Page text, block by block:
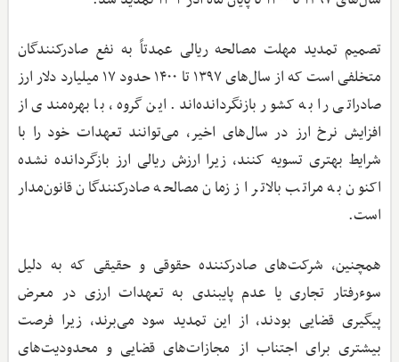
تصمیم تمدید مهلت مصالحه ریالی عمدتاً به نفع صادرکنندگان
متخلفی است که از سال‌های ۱۳۹۷ تا ۱۴۰۰ حدود ۱۷ میلیارد دلار ارز
صادراتی را به کشور بازنگردانده‌اند. این گروه، با بهره‌مندی از
افزایش نرخ ارز در سال‌های اخیر، می‌توانند تعهدات خود را با
شرایط بهتری تسویه کنند، زیرا ارزش ریالی ارز بازگردانده نشده
اکنون به مراتب بالاتر از زمان مصالحه صادرکنندگان قانون‌مدار
است.
همچنین، شرکت‌های صادرکننده حقوقی و حقیقی که به دلیل
سوءرفتار تجاری یا عدم پایبندی به تعهدات ارزی در معرض
پیگیری قضایی بودند، از این تمدید سود می‌برند، زیرا فرصت
بیشتری برای اجتناب از مجازات‌های قضایی و محدودیت‌های